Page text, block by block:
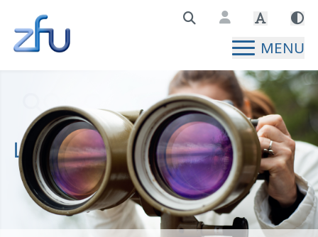
Zentralstelle für Fernunterricht Hauptseite
MENU
Lehrgangssuche